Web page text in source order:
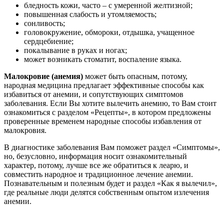
бледность кожи, часто – с умеренной желтизной;
повышенная слабость и утомляемость;
сонливость;
головокружение, обмороки, отдышка, учащенное
сердцебиение;
покалывание в руках и ногах;
может возникать стоматит, воспаление языка.
Малокровие (анемия) может быть опасным, потому,
народная медицина предлагает эффективные способы как
избавиться от анемии, и сопутствующих симптомов
заболевания. Если Вы хотите вылечить анемию, то Вам стоит
ознакомиться с разделом «Рецепты», в котором предложены
проверенные временем народные способы избавления от
малокровия.
В диагностике заболевания Вам поможет раздел «Симптомы»,
но, безусловно, информация носит ознакомительный
характер, потому, лучше все же обратиться к леарю, и
совместить народное и традиционное лечение анемии.
Познавательным и полезным будет и раздел «Как я вылечил»,
где реальные люди делятся собственным опытом излечения
анемии.